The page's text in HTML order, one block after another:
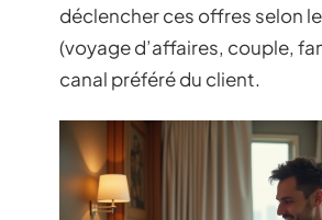
déclencher ces offres selon
(voyage d’affaires, couple,
canal préféré du client.